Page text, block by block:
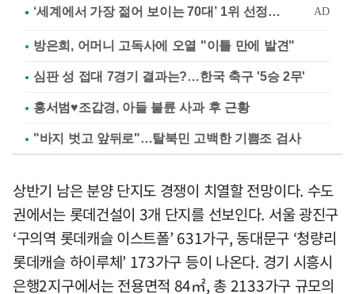
방은희, 어머니 고독사에 오열 "이틀 만에 발견"
심판 성 접대 7경기 결과는?…한국 축구 '5승 2무'
홍서범♥조갑경, 아들 불륜 사과 후 근황
"바지 벗고 앞뒤로"…탈북민 고백한 기쁨조 검사
상반기 남은 분양 단지도 경쟁이 치열할 전망이다. 수도
권에서는 롯데건설이 3개 단지를 선보인다. 서울 광진구
‘구의역 롯데캐슬 이스트폴’ 631가구, 동대문구 ‘청량리
롯데캐슬 하이루체’ 173가구 등이 나온다. 경기 시흥시
은행2지구에서는 전용면적 84㎡, 총 2133가구 규모의